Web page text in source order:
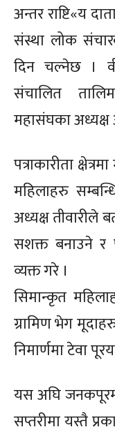
अन्तर राष्टि«य
संस्था लोक
दिन चल्नेछ ।
संचालित
महासंघका अध्यक्ष
पत्राकारीता
महिलाहरु
अध्यक्ष तीवारीले
सशक्त बनाउने र
व्यक्त गरे ।
सिमान्कृत
ग्रामिण भेग
निमार्णमा टेवा
यस अघि
सप्तरीमा यस्तै